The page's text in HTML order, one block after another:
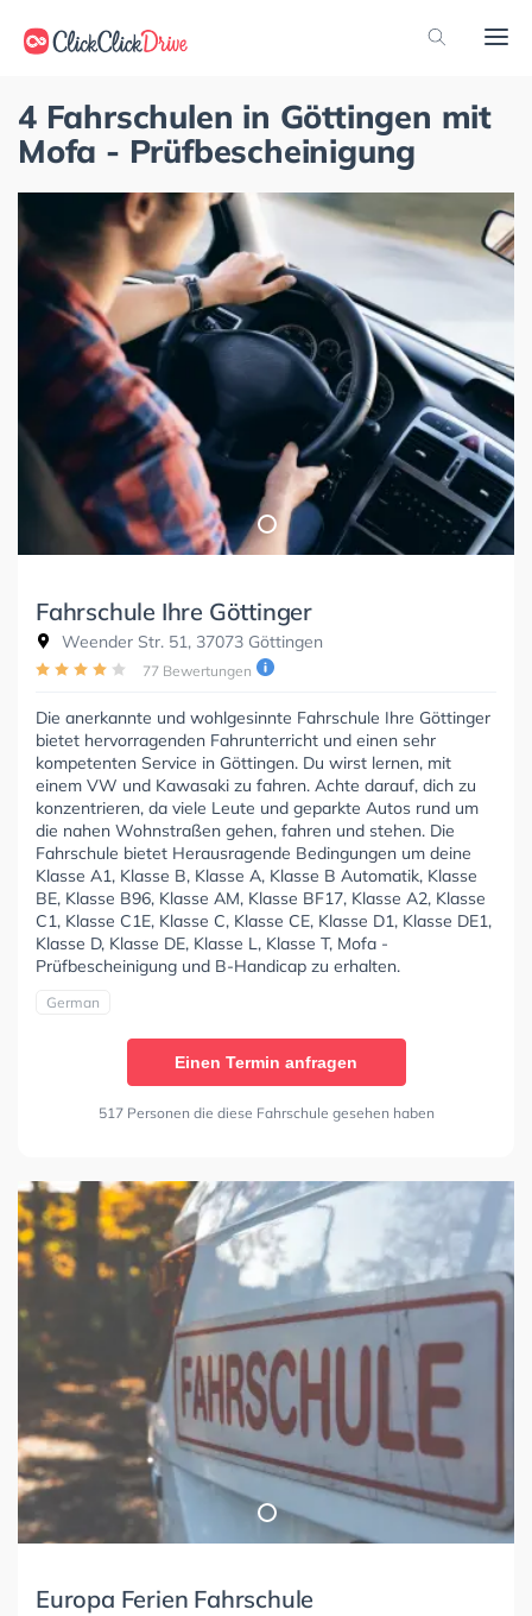
4 Fahrschulen in Göttingen mit
Mofa - Prüfbescheinigung
Fahrschule Ihre Göttinger
Weender Str. 51, 37073 Göttingen
77 Bewertungen
Die anerkannte und wohlgesinnte Fahrschule Ihre Göttinger
bietet hervorragenden Fahrunterricht und einen sehr
kompetenten Service in Göttingen. Du wirst lernen, mit
einem VW und Kawasaki zu fahren. Achte darauf, dich zu
konzentrieren, da viele Leute und geparkte Autos rund um
die nahen Wohnstraßen gehen, fahren und stehen. Die
Fahrschule bietet Herausragende Bedingungen um deine
Klasse A1, Klasse B, Klasse A, Klasse B Automatik, Klasse
BE, Klasse B96, Klasse AM, Klasse BF17, Klasse A2, Klasse
C1, Klasse C1E, Klasse C, Klasse CE, Klasse D1, Klasse DE1,
Klasse D, Klasse DE, Klasse L, Klasse T, Mofa -
Prüfbescheinigung und B-Handicap zu erhalten.
German
Einen Termin anfragen
517 Personen die diese Fahrschule gesehen haben
Europa Ferien Fahrschule